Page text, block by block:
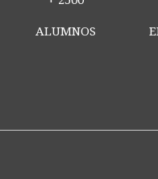
ALUMNOS